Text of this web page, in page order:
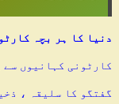
دنیا کا ہر بچہ
کارٹونی کہانیوں
گفتگو کا سلیقہ ،